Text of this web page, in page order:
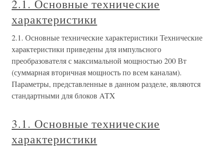
2.1. Основные технические
характеристики
2.1. Основные технические характеристики Технические
характеристики приведены для импульсного
преобразователя с максимальной мощностью 200 Вт
(суммарная вторичная мощность по всем каналам).
Параметры, представленные в данном разделе, являются
стандартными для блоков ATX
3.1. Основные технические
характеристики